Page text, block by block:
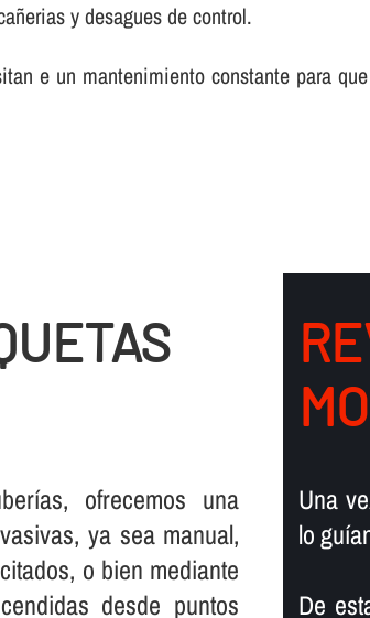
y desagues de control.
e un mantenimiento constante para
ofrecemos una
ya sea manual,
o bien mediante
desde puntos
Una
lo
De